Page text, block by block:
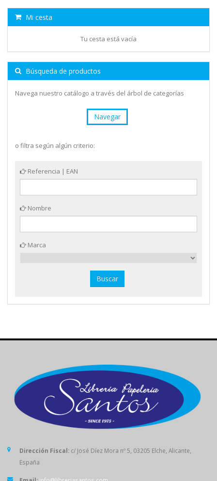
Mi cesta
Tu cesta está vacía
Búsqueda de productos
Navega nuestro catálogo a través del árbol de categorías
Navegar
o filtra según algún criterio:
Referencia | EAN
Nombre
Marca
Dirección Fiscal: c/ José Díez Mora nº 5, 03205 Elche, Alicante,
España